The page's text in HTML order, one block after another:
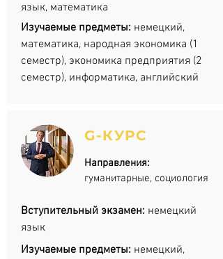
язык, математика
Изучаемые предметы: немецкий,
математика, народная экономика (1
семестр), экономика предприятия (2
семестр), информатика, английский
G-КУРС
Направления:
гуманитарные, социология
Вступительный экзамен: немецкий
язык
Изучаемые предметы: немецкий,